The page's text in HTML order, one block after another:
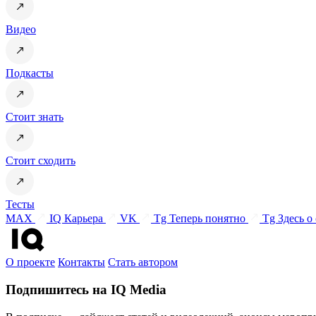
Видео
Подкасты
Стоит знать
Стоит сходить
Тесты
MAX
IQ Карьера VK Tg Теперь понятно Tg Здесь о
О проекте Контакты Стать автором
Подпишитесь на IQ Media